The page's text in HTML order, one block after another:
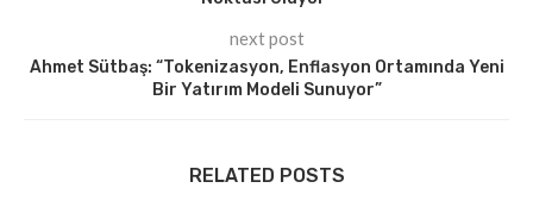
next post
Ahmet Sütbaş: “Tokenizasyon, Enflasyon Ortamında Yeni
Bir Yatırım Modeli Sunuyor”
RELATED POSTS